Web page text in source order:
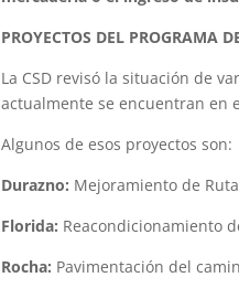
PROYECTOS DEL PROGRAMA
La CSD revisó la situación de
actualmente se encuentran en
Algunos de esos proyectos son:
Durazno: Mejoramiento de
Florida: Reacondicionamiento
Rocha: Pavimentación del